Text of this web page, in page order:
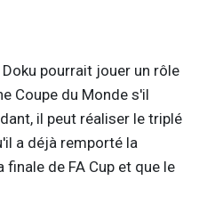
pourrait jouer un rôle
Coupe du Monde s'il
il peut réaliser le triplé
a déjà remporté la
finale de FA Cup et que le